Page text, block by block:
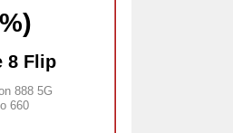
8 Flip
888 5G
660